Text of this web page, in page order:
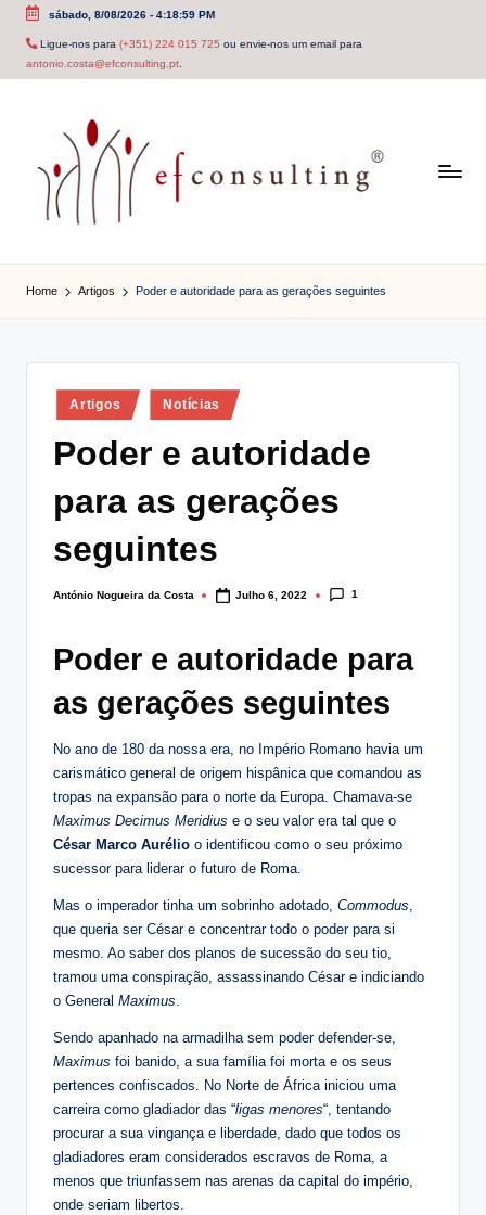
Skip
sábado, 8/08/2026- 4:18:59 PM
Ligue-nos para (+351) 224 015 725 ou envie-nos um email para
antonio.costa@efconsulting.pt.
f
c
o
Home Artigos Poder e autoridade para as gerações seguintes
Posted
in
Artigos Notícias
Poder e autoridade
para as gerações
seguintes
Posted
António Nogueira da Costa Julho 6, 2022 1
Poder e autoridade para
as gerações seguintes
No ano de 180 da nossa era, no Império Romano havia um
carismático general de origem hispânica que comandou as
tropas na expansão para o norte da Europa. Chamava-se
Maximus Decimus Meridius e o seu valor era tal que o
César Marco Aurélio o identificou como o seu próximo
sucessor para liderar o futuro de Roma.
Mas o imperador tinha um sobrinho adotado, Commodus,
que queria ser César e concentrar todo o poder para si
mesmo. Ao saber dos planos de sucessão do seu tio,
tramou uma conspiração, assassinando César e indiciando
o General Maximus.
Sendo apanhado na armadilha sem poder defender-se,
Maximus foi banido, a sua família foi morta e os seus
pertences confiscados. No Norte de África iniciou uma
carreira como gladiador das “ligas menores“, tentando
procurar a sua vingança e liberdade, dado que todos os
gladiadores eram considerados escravos de Roma, a
menos que triunfassem nas arenas da capital do império,
onde seriam libertos.